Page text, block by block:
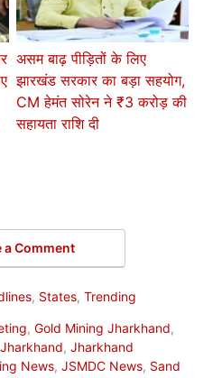
असम बाढ़ पीड़ितों के लिए
झारखंड सरकार का बड़ा सहयोग,
CM हेमंत सोरेन ने ₹3 करोड़ की
सहायता राशि दी
a Comment
, States, Trending
, Gold Mining Jharkhand,
, Jharkhand
News, JSMDC News, Sand